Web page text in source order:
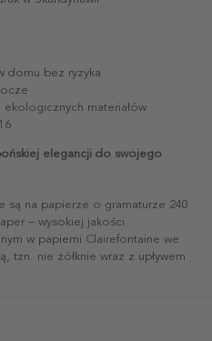
domu bez ryzyka
materiałów
elegancji do swojego
są na papierze o gramaturze 240
– wysokiej jakości
w papierni Clairefontaine we
tzn. nie żółknie wraz z upływem